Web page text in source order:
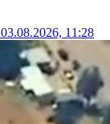
03.08.2026, 11:28